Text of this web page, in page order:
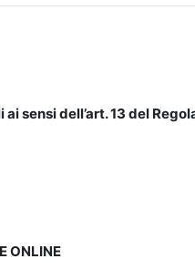
sensi dell’art. 13 del
ONLINE